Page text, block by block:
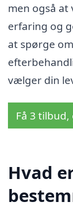
men også
erfaring og
at spørge
vælger din
Få 3
Hvad